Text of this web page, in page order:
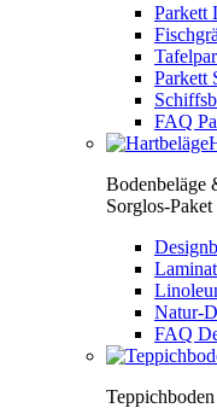
Parkett
Parkett
FAQ
Bodenbeläge
Sorglos-Paket
Laminat
Natur-
FAQ